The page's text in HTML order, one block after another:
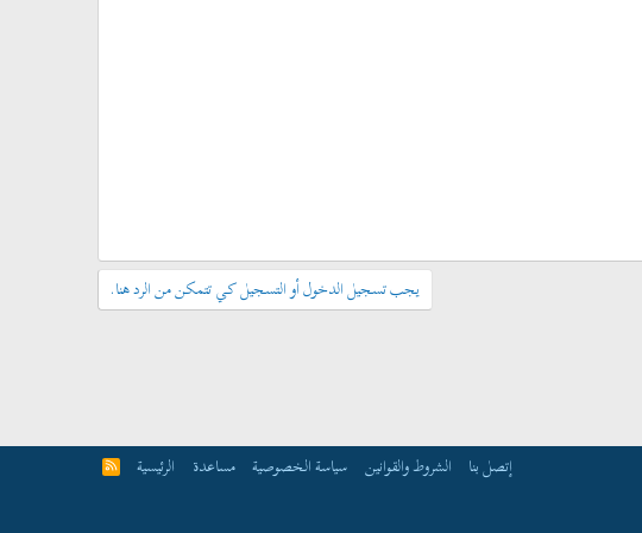
يجب تسجيل الدخول أو التسجيل كي تتمكن من الرد هنا.
إتصل بنا
الشروط والقوانين سياسة الخصوصية مساعدة الرئيسية R
S